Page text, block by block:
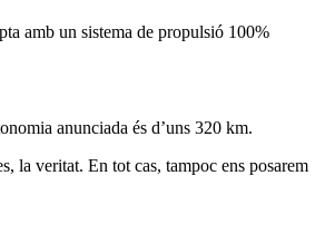
amb un sistema de propulsió 100%
anunciada és d’uns 320 km.
la veritat. En tot cas, tampoc ens posarem